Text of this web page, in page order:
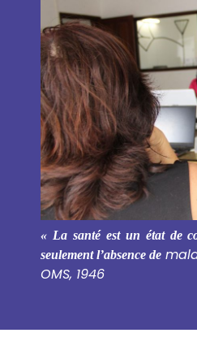
« La santé est un état de
seulement l’absence de
OMS, 1946